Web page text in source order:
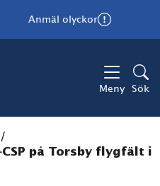
Anmäl olyckor
Meny Sök
/
på Torsby flygfält i